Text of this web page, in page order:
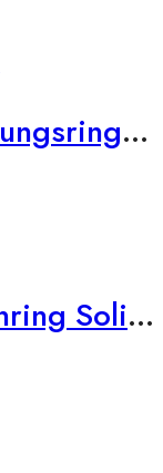
750er Gelbgold Verlobungsring 4er Krappen ca. 0,36 ct Illusion Diamant Gr. 54
585er Weißgold Damenring Solitair mit Zirkonia Tropfenschliff Gr. 54